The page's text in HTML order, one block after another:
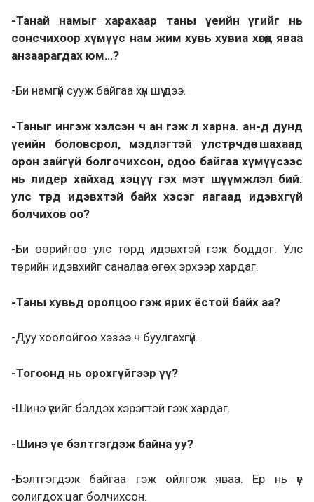
-Танай намыг харахаар таны үеийн үгийг нь
сонсчихоор хүмүүс нам жим хувь хувиа хөөгөөд яваа
анзаарагдах юм…?
-Би намгүй сууж байгаа хүн шүү дээ.
-Таныг ингэж хэлсэн ч ан гэж л харна. ан-д дунд
үеийн боловсрол, мэдлэгтэй улстөрчдөө шахаад
орон зайгүй болгочихсон, одоо байгаа хүмүүсээс
нь лидер хайхад хэцүү гэх мэт шүүмжлэл бий.
улс төрд идэвхтэй байх хэсэг яагаад идэвхгүй
болчихов оо?
-Би өөрийгөө улс төрд идэвхтэй гэж боддог. Улс
төрийн идэвхийг саналаа өгөх эрхээр хардаг.
-Таны хувьд оролцоо гэж ярих ёстой байх аа?
-Дуу хоолойгоо хэзээ ч буулгахгүй.
-Тогоонд нь орохгүйгээр үү?
-Шинэ үеийг бэлдэх хэрэгтэй гэж хардаг.
-Шинэ үе бэлтгэгдэж байна уу?
-Бэлтгэгдэж байгаа гэж ойлгож яваа. Ер нь үе
солигдох цаг болчихсон.